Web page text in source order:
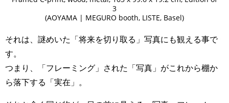
3
(AOYAMA | MEGURO booth, LISTE, Basel)
それは、謎めいた「将来を切り取る」写真にも観える事で
す。
つまり、「フレーミング」された「写真」がこれから棚か
ら落下する「実在」。